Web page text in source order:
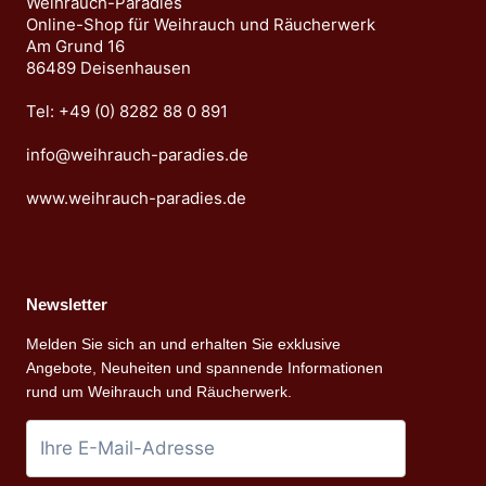
Online-Shop für Weihrauch und Räucherwerk
Am Grund 16
86489 Deisenhausen
Tel: +49 (0) 8282 88 0 891
info@weihrauch-paradies.de
www.weihrauch-paradies.de
Newsletter
Melden Sie sich an und erhalten Sie exklusive
Angebote, Neuheiten und spannende Informationen
rund um Weihrauch und Räucherwerk.